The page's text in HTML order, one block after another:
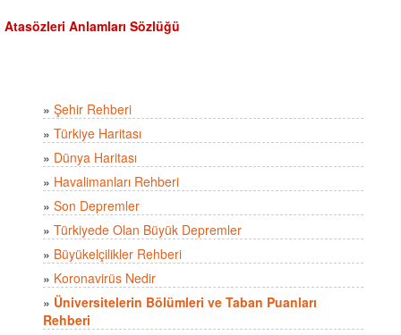
Atasözleri Anlamları Sözlüğü
» Şehir Rehberi
» Türkiye Haritası
» Dünya Haritası
» Havalimanları Rehberi
» Son Depremler
» Türkiyede Olan Büyük Depremler
» Büyükelçilikler Rehberi
» Koronavirüs Nedir
» Üniversitelerin Bölümleri ve Taban Puanları
Rehberi